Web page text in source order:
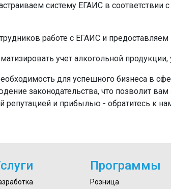
систему ЕГАИС в соответствии
работе с ЕГАИС и
учет алкогольной
для успешного бизнеса в
законодательства, что позволит
репутацией и прибылью - обратитесь к
Программы
Розница